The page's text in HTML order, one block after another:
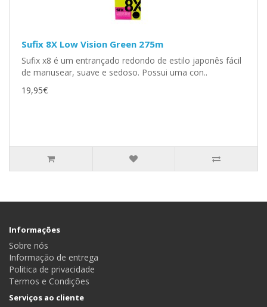
Sufix 8X Low Vision Green 275m
Sufix x8 é um entrançado redondo de estilo japonês fácil
de manusear, suave e sedoso. Possui uma con..
19,95€
Informações
Sobre nós
Informação de entrega
Politica de privacidade
Termos e Condições
Serviços ao cliente